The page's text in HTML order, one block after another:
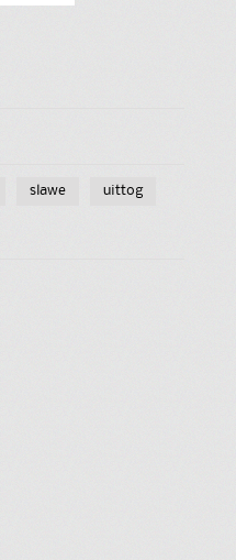
slawe uittog